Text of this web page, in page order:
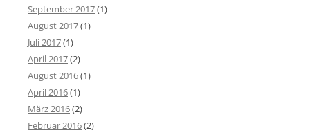
September 2017(1)
August 2017(1)
Juli 2017(1)
April 2017(2)
August 2016(1)
April 2016(1)
März 2016(2)
Februar 2016(2)